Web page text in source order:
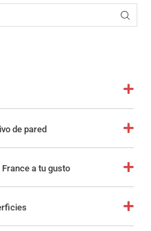
de pared
a tu gusto